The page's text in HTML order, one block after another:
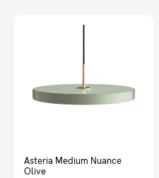
Asteria Medium Nuance
Olive